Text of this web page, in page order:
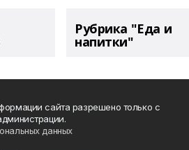
Рубрика "Еда и
напитки"
сайта разрешено только с
данных